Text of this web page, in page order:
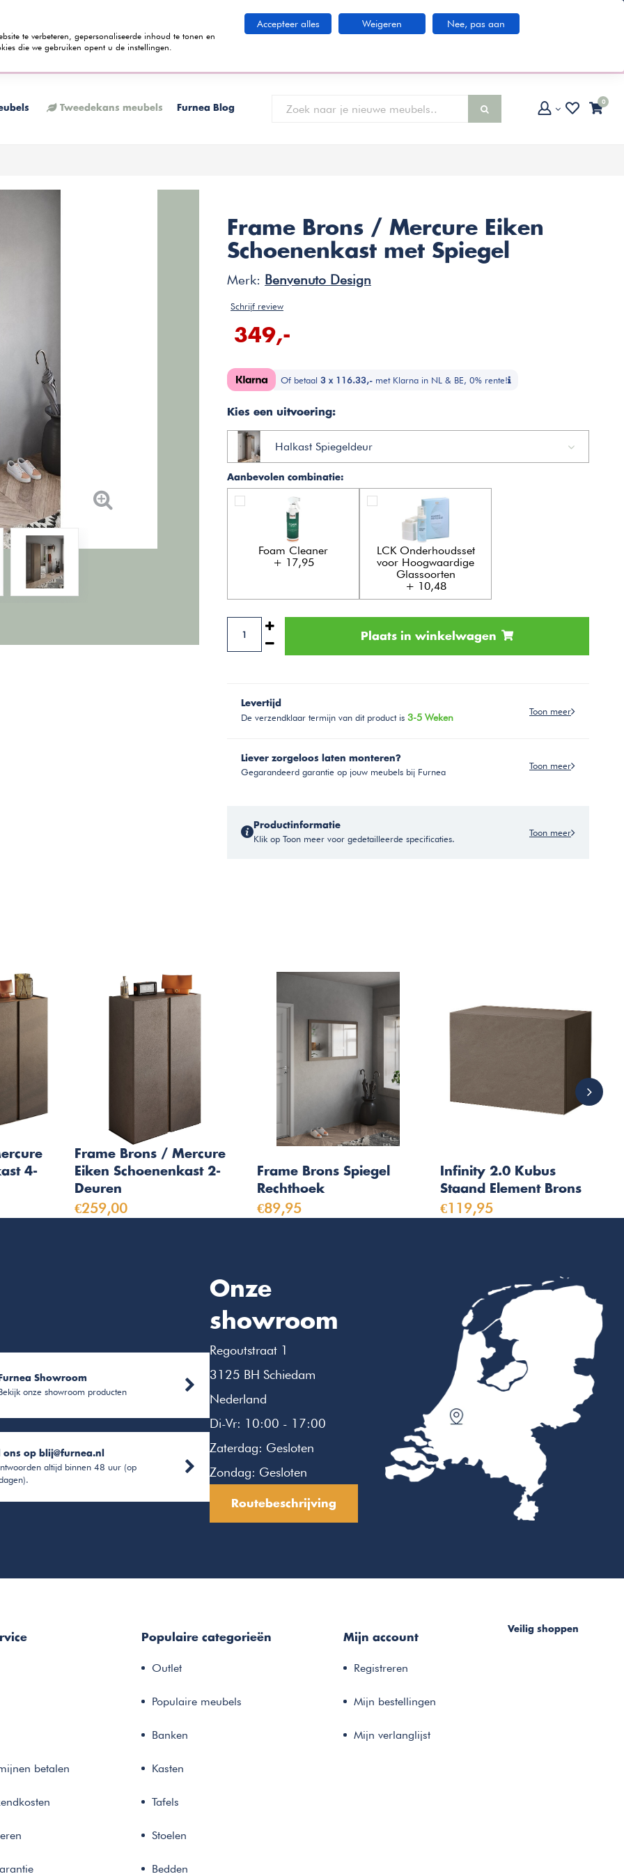
kunt betalen? Tijdens het bestelproces kun je kiezen voor de
Tweedekans meubels Furnea Blog
0
Frame Brons / Mercure Eiken
Schoenenkast met Spiegel
Merk: Benvenuto Design
Schrijf review
349,-
Of betaal 3 x 116.33,- met Klarna in NL & BE, 0% rente!
Kies een uitvoering:
Halkast Spiegeldeur
Aanbevolen combinatie:
Foam Cleaner
+ 17,95
LCK Onderhoudsset
voor Hoogwaardige
Glassoorten
+ 10,48
Plaats in winkelwagen
Levertijd
De verzendklaar termijn van dit product is 3-5 Weken
Toon meer
Liever zorgeloos laten monteren?
Gegarandeerd garantie op jouw meubels bij Furnea
Toon meer
Productinformatie
Klik op Toon meer voor gedetailleerde specificaties.
Toon meer
4-
Frame Brons / Mercure
Eiken Schoenenkast 2-
Deuren
€259,00
Frame Brons Spiegel
Rechthoek
€89,95
Infinity 2.0 Kubus
Staand Element Brons
€119,95
Showroom
onze showroom producten
ons op blij@furnea.nl
altijd binnen 48 uur (op
Onze
showroom
Regoutstraat 1
3125 BH Schiedam
Nederland
Di-Vr: 10:00 - 17:00
Zaterdag: Gesloten
Zondag: Gesloten
Routebeschrijving
betalen
Populaire categorieën
Outlet
Populaire meubels
Banken
Kasten
Tafels
Stoelen
Bedden
Mijn account
Registreren
Mijn bestellingen
Mijn verlanglijst
Veilig shoppen
te verbeteren, gepersonaliseerde inhoud te tonen en
die we gebruiken opent u de instellingen.
Accepteer alles Weigeren Nee, pas aan